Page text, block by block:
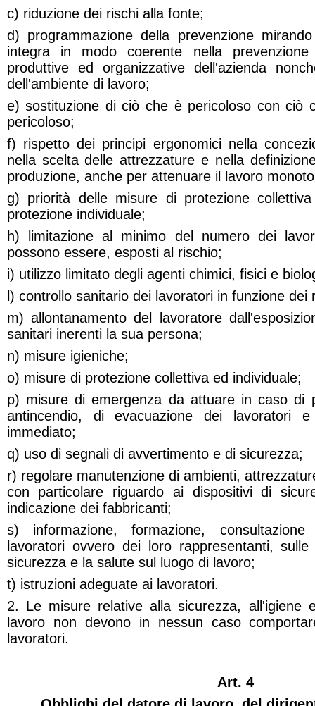
c) riduzione dei rischi alla fonte;
d) programmazione della prevenzione
integra in modo coerente nella
produttive ed organizzative dell'azienda
dell'ambiente di lavoro;
e) sostituzione di ciò che è pericoloso con ciò
pericoloso;
f) rispetto dei principi ergonomici nella
nella scelta delle attrezzature e nella
produzione, anche per attenuare il lavoro
g) priorità delle misure di protezione
protezione individuale;
h) limitazione al minimo del numero dei
possono essere, esposti al rischio;
i) utilizzo limitato degli agenti chimici, fisici e
l) controllo sanitario dei lavoratori in funzione dei
m) allontanamento del lavoratore
sanitari inerenti la sua persona;
n) misure igieniche;
o) misure di protezione collettiva ed individuale;
p) misure di emergenza da attuare in caso di
antincendio, di evacuazione dei lavoratori
immediato;
q) uso di segnali di avvertimento e di sicurezza;
r) regolare manutenzione di ambienti,
con particolare riguardo ai dispositivi di
indicazione dei fabbricanti;
s) informazione, formazione,
lavoratori ovvero dei loro rappresentanti,
sicurezza e la salute sul luogo di lavoro;
t) istruzioni adeguate ai lavoratori.
2. Le misure relative alla sicurezza, all'igiene
lavoro non devono in nessun caso
lavoratori.
Art. 4